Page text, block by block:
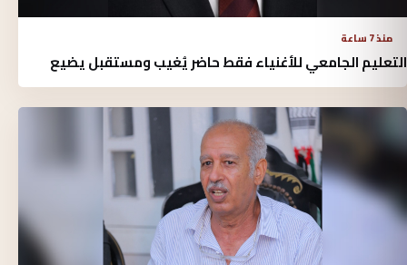
منذ 7 ساعة
التعليم الجامعي للأغنياء فقط حاضر يُغيب ومستقبل يضيع